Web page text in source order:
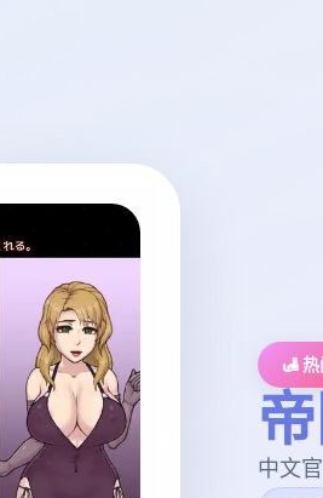
🛃
中文